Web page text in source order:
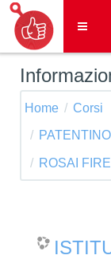
Vai al contenuto
Home Corsi
ROSAI